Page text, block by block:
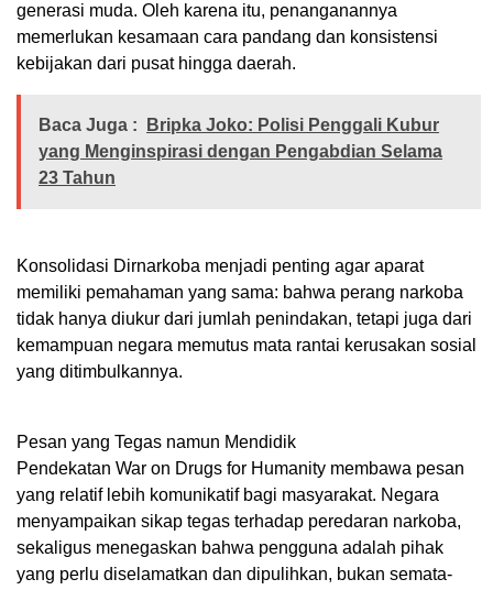
generasi muda. Oleh karena itu, penanganannya
memerlukan kesamaan cara pandang dan konsistensi
kebijakan dari pusat hingga daerah.
Baca Juga :
Bripka Joko: Polisi Penggali Kubur
yang Menginspirasi dengan Pengabdian Selama
23 Tahun
Konsolidasi Dirnarkoba menjadi penting agar aparat
memiliki pemahaman yang sama: bahwa perang narkoba
tidak hanya diukur dari jumlah penindakan, tetapi juga dari
kemampuan negara memutus mata rantai kerusakan sosial
yang ditimbulkannya.
Pesan yang Tegas namun Mendidik
Pendekatan War on Drugs for Humanity membawa pesan
yang relatif lebih komunikatif bagi masyarakat. Negara
menyampaikan sikap tegas terhadap peredaran narkoba,
sekaligus menegaskan bahwa pengguna adalah pihak
yang perlu diselamatkan dan dipulihkan, bukan semata-